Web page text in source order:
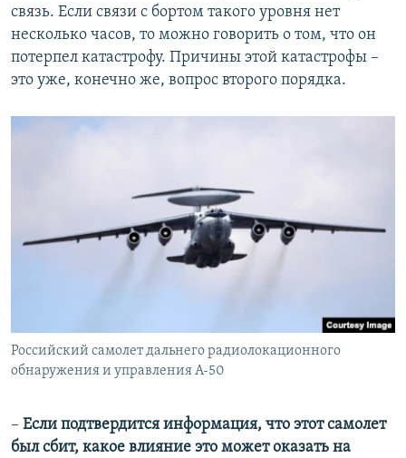
связь. Если связи с бортом такого уровня нет
несколько часов, то можно говорить о том, что он
потерпел катастрофу. Причины этой катастрофы –
это уже, конечно же, вопрос второго порядка.
Российский самолет дальнего радиолокационного
обнаружения и управления А-50
– Если подтвердится информация, что этот самолет
был сбит, какое влияние это может оказать на